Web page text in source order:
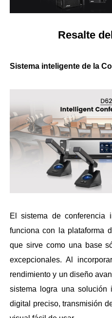
Resalte
Sistema inteligente de la
El sistema de conferencia
funciona con la plataforma
que sirve como una base
excepcionales. Al
rendimiento y un diseño
sistema logra una solución
digital preciso, transmisión